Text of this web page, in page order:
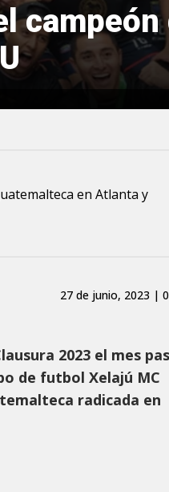
en Atlanta y
27 de junio, 2023 |
2023 el mes
de futbol Xelajú MC
radicada en